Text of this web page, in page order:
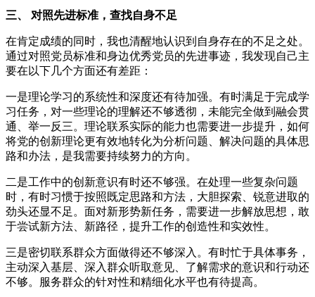
三、 对照先进标准，查找自身不足
在肯定成绩的同时，我也清醒地认识到自身存在的不足之处。
通过对照党员标准和身边优秀党员的先进事迹，我发现自己主
要在以下几个方面还有差距：
一是理论学习的系统性和深度还有待加强。有时满足于完成学
习任务，对一些理论的理解还不够透彻，未能完全做到融会贯
通、举一反三。理论联系实际的能力也需要进一步提升，如何
将党的创新理论更有效地转化为分析问题、解决问题的具体思
路和办法，是我需要持续努力的方向。
二是工作中的创新意识有时还不够强。在处理一些复杂问题
时，有时习惯于按照既定思路和方法，大胆探索、锐意进取的
劲头还显不足。面对新形势新任务，需要进一步解放思想，敢
于尝试新方法、新路径，提升工作的创造性和实效性。
三是密切联系群众方面做得还不够深入。有时忙于具体事务，
主动深入基层、深入群众听取意见、了解需求的意识和行动还
不够。服务群众的针对性和精细化水平也有待提高。